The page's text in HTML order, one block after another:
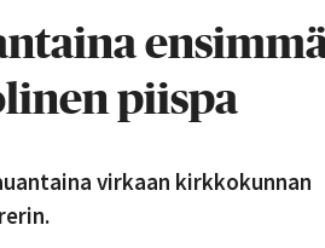
piispa
virkaan kirkkokunnan